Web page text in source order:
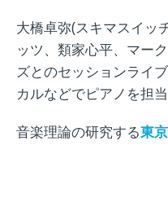
大橋卓弥(スキマスイッ
ッツ、類家心平、マー
ズとのセッションライ
カルなどでピアノを担当
音楽理論の研究する東